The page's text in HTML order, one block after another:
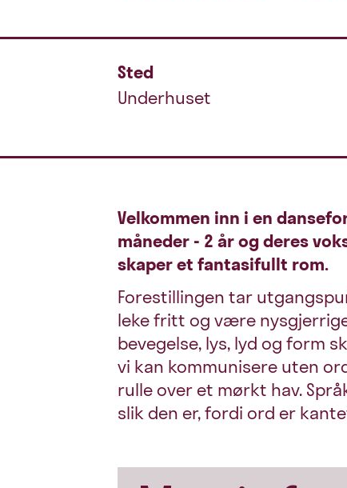
Sted
Underhuset
Velkommen inn i en
måneder - 2 år og deres
skaper et fantasifullt rom.
Forestillingen tar
leke fritt og være
bevegelse, lys, lyd og form
vi kan kommunisere uten
rulle over et mørkt hav.
slik den er, fordi ord er